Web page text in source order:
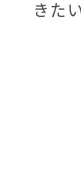
きた